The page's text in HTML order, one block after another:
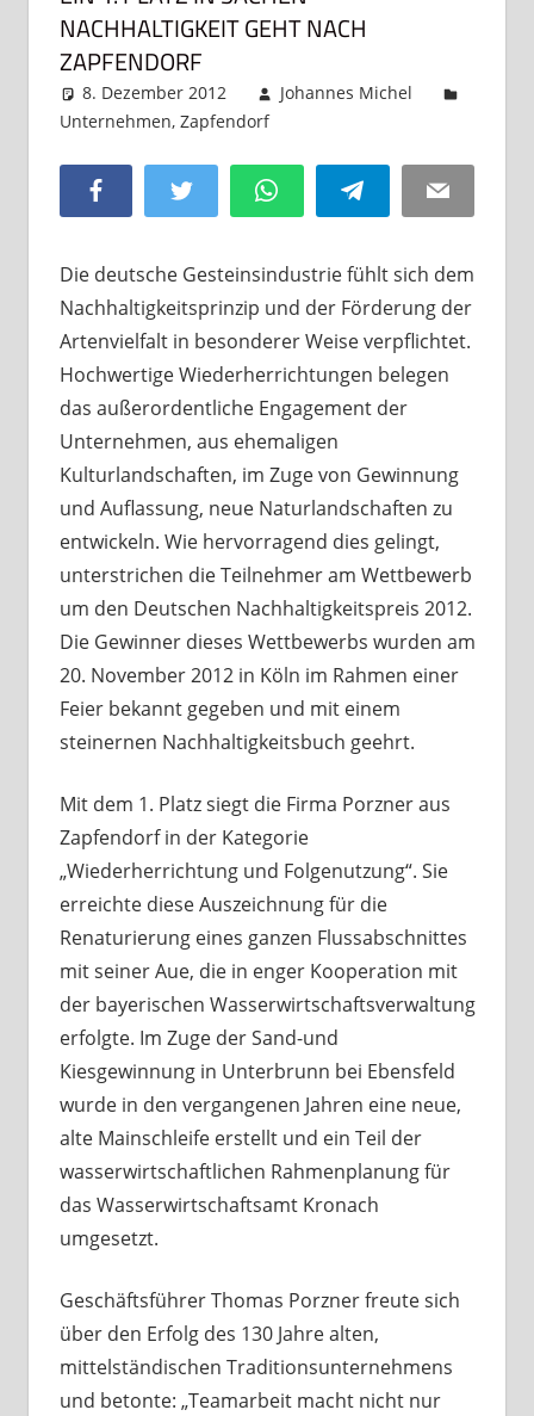
NACHHALTIGKEIT GEHT NACH
ZAPFENDORF
8. Dezember 2012
Johannes Michel
Unternehmen, Zapfendorf
Facebook Twitter WhatsAppTelegram Email
Die deutsche Gesteinsindustrie fühlt sich dem
Nachhaltigkeitsprinzip und der Förderung der
Artenvielfalt in besonderer Weise verpflichtet.
Hochwertige Wiederherrichtungen belegen
das außerordentliche Engagement der
Unternehmen, aus ehemaligen
Kulturlandschaften, im Zuge von Gewinnung
und Auflassung, neue Naturlandschaften zu
entwickeln. Wie hervorragend dies gelingt,
unterstrichen die Teilnehmer am Wettbewerb
um den Deutschen Nachhaltigkeitspreis 2012.
Die Gewinner dieses Wettbewerbs wurden am
20. November 2012 in Köln im Rahmen einer
Feier bekannt gegeben und mit einem
steinernen Nachhaltigkeitsbuch geehrt.
Mit dem 1. Platz siegt die Firma Porzner aus
Zapfendorf in der Kategorie
„Wiederherrichtung und Folgenutzung“. Sie
erreichte diese Auszeichnung für die
Renaturierung eines ganzen Flussabschnittes
mit seiner Aue, die in enger Kooperation mit
der bayerischen Wasserwirtschaftsverwaltung
erfolgte. Im Zuge der Sand-und
Kiesgewinnung in Unterbrunn bei Ebensfeld
wurde in den vergangenen Jahren eine neue,
alte Mainschleife erstellt und ein Teil der
wasserwirtschaftlichen Rahmenplanung für
das Wasserwirtschaftsamt Kronach
umgesetzt.
Geschäftsführer Thomas Porzner freute sich
über den Erfolg des 130 Jahre alten,
mittelständischen Traditionsunternehmens
und betonte: „Teamarbeit macht nicht nur